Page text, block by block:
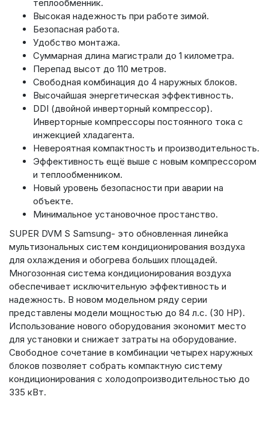
теплообменник.
Высокая надежность при работе зимой.
Безопасная работа.
Удобство монтажа.
Суммарная длина магистрали до 1 километра.
Перепад высот до 110 метров.
Свободная комбинация до 4 наружных блоков.
Высочайшая энергетическая эффективность.
DDI (двойной инверторный компрессор).
Инверторные компрессоры постоянного тока с
инжекцией хладагента.
Невероятная компактность и производительность.
Эффективность ещё выше с новым компрессором
и теплообменником.
Новый уровень безопасности при аварии на
объекте.
Минимальное установочное простанство.
SUPER DVM S Samsung- это обновленная линейка
мультизональных систем кондиционирования воздуха
для охлаждения и обогрева больших площадей.
Многозонная система кондиционирования воздуха
обеспечивает исключительную эффективность и
надежность. В новом модельном ряду серии
представлены модели мощностью до 84 л.с. (30 HP).
Использование нового оборудования экономит место
для установки и снижает затраты на оборудование.
Свободное сочетание в комбинации четырех наружных
блоков позволяет собрать компактную систему
кондиционирования с холодопроизводительностью до
335 кВт.